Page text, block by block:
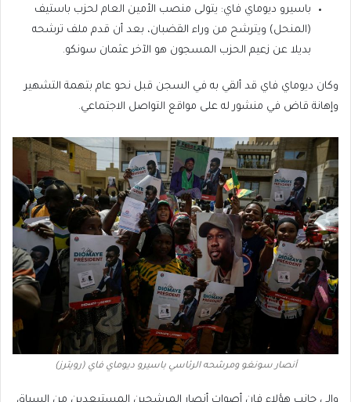
باسيرو ديوماي فاي: يتولى منصب الأمين العام لحزب باستيف
(المنحل) ويترشح من وراء القضبان، بعد أن قدم ملف ترشحه
بديلا عن زعيم الحزب المسجون هو الآخر عثمان سونكو.
وكان ديوماي فاي قد ألقي به في السجن قبل نحو عام بتهمة التشهير
وإهانة قاض في منشور له على مواقع التواصل الاجتماعي.
أنصار سونغو ومرشحه الرئاسي باسيرو ديوماي فاي (رويترز)